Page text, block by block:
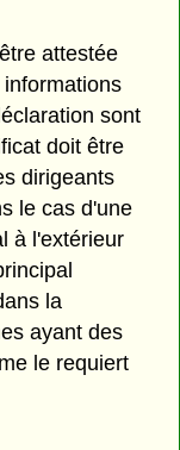
attestée
sont
doit être
dirigeants
le cas d'une
à l'extérieur
la
ayant des
le requiert